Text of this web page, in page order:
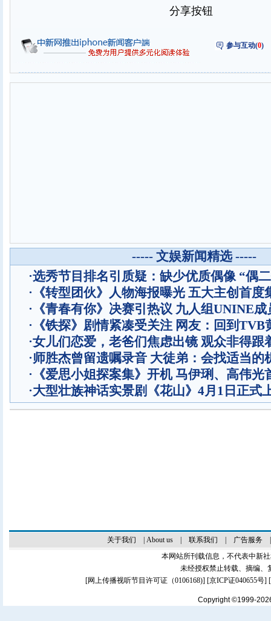
分享按钮
参与互动(0)
----- 文娱新闻精选 -----
·选秀节目排名引质疑：缺少优质偶像 “偶
· 《转型团伙》人物海报曝光 五大主创首度
· 《青春有你》决赛引热议 九人组UNINE成
· 《铁探》剧情紧凑受关注 网友：回到TVB
·女儿们恋爱，老爸们焦虑出镜 观众非得跟
·师胜杰曾留遗嘱录音 大徒弟：会找适当的
· 《爱思小姐探案集》开机 马伊琍、高伟光
·大型壮族神话实景剧《花山》4月1日正式
关于我们 About us| 联系我们 广告服务
本网站所刊载信息，不代表中新
未经授权禁止转载、摘编、
[网上传播视听节目许可证（0106168)] [京ICP证040655号]
Copyright ©1999-